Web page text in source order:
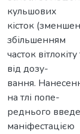
кульшових
кісток
збільшенням
часток
від дозу-
вання.
на тлі попе-
реднього
маніфестацією